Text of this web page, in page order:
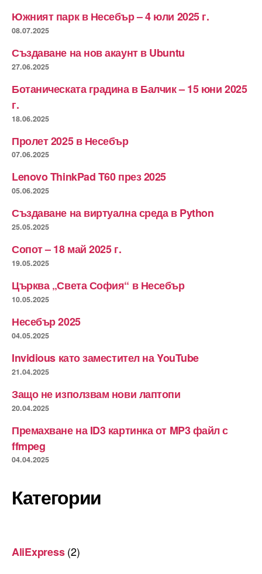
Южният парк в Несебър – 4 юли 2025 г.
08.07.2025
Създаване на нов акаунт в Ubuntu
27.06.2025
Ботаническата градина в Балчик – 15 юни 2025
г.
18.06.2025
Пролет 2025 в Несебър
07.06.2025
Lenovo ThinkPad T60 през 2025
05.06.2025
Създаване на виртуална среда в Python
25.05.2025
Сопот – 18 май 2025 г.
19.05.2025
Църква „Света София“ в Несебър
10.05.2025
Несебър 2025
04.05.2025
Invidious като заместител на YouTube
21.04.2025
Защо не използвам нови лаптопи
20.04.2025
Премахване на ID3 картинка от MP3 файл с
ffmpeg
04.04.2025
Категории
AliExpress(2)